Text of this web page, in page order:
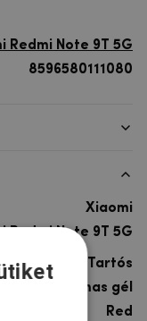
Redmi Note 9T 5G
8596580111080
Xiaomi
Redmi Note 9T 5G
Tartós
rugalmas gél
Red